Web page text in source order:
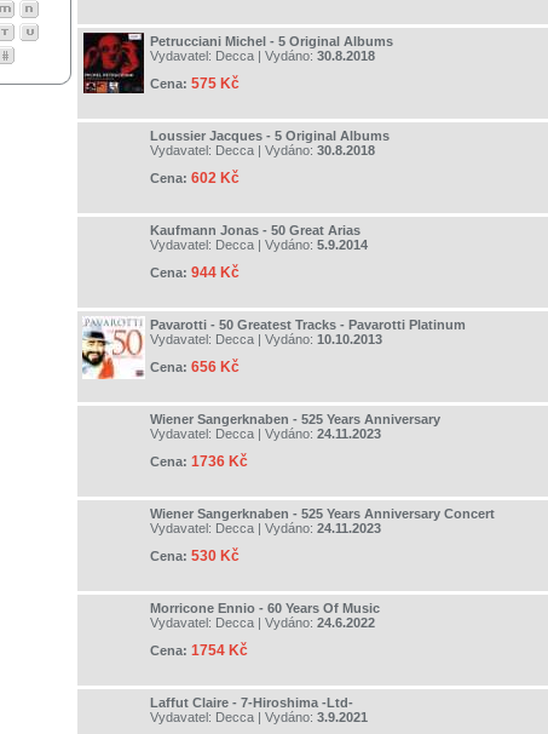
Petrucciani Michel - 5 Original Albums
Vydavatel: Decca | Vydáno: 30.8.2018
Cena: 575 Kč
Loussier Jacques - 5 Original Albums
Vydavatel: Decca | Vydáno: 30.8.2018
Cena: 602 Kč
Kaufmann Jonas - 50 Great Arias
Vydavatel: Decca | Vydáno: 5.9.2014
Cena: 944 Kč
Pavarotti - 50 Greatest Tracks - Pavarotti Platinum
Vydavatel: Decca | Vydáno: 10.10.2013
Cena: 656 Kč
Wiener Sangerknaben - 525 Years Anniversary
Vydavatel: Decca | Vydáno: 24.11.2023
Cena: 1736 Kč
Wiener Sangerknaben - 525 Years Anniversary Concert
Vydavatel: Decca | Vydáno: 24.11.2023
Cena: 530 Kč
Morricone Ennio - 60 Years Of Music
Vydavatel: Decca | Vydáno: 24.6.2022
Cena: 1754 Kč
Laffut Claire - 7-Hiroshima -Ltd-
Vydavatel: Decca | Vydáno: 3.9.2021